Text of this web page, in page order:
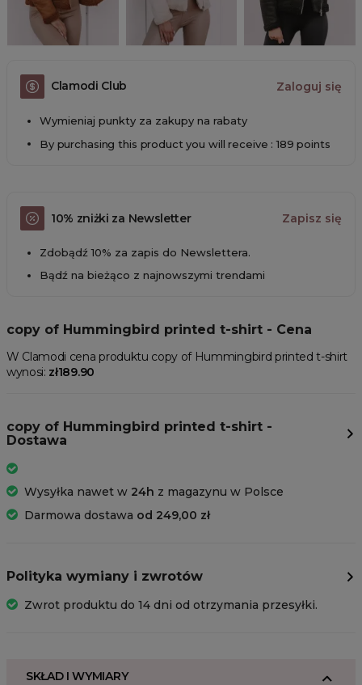
Clamodi Club Zaloguj się
Wymieniaj punkty za zakupy na rabaty
By purchasing this product you will receive : 189 points
10% zniżki za Newsletter Zapisz się
Zdobądź 10% za zapis do Newslettera.
Bądź na bieżąco z najnowszymi trendami
copy of Hummingbird printed t-shirt - Cena
W Clamodi cena produktu copy of Hummingbird printed t-shirt
wynosi: zł189.90
copy of Hummingbird printed t-shirt -
Dostawa
Wysyłka nawet w 24h z magazynu w Polsce
Darmowa dostawa od 249,00 zł
Polityka wymiany i zwrotów
Zwrot produktu do 14 dni od otrzymania przesyłki.
SKŁAD I WYMIARY